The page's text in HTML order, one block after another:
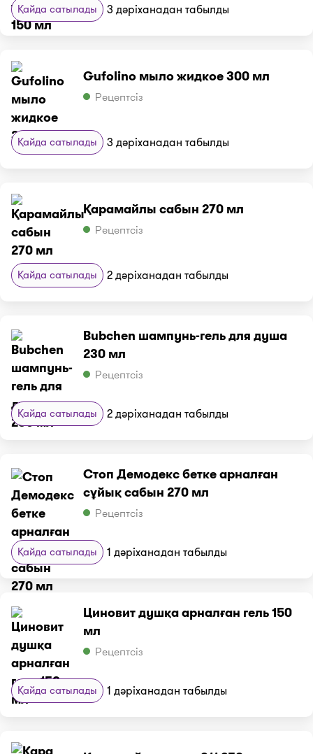
Қайда сатылады 3 дәріханадан табылды
Gufolino мыло жидкое 300 мл
Рецептсіз
Қайда сатылады 3 дәріханадан табылды
Қарамайлы сабын 270 мл
Рецептсіз
Қайда сатылады 2 дәріханадан табылды
Bubchen шампунь-гель для душа
230 мл
Рецептсіз
Қайда сатылады 2 дәріханадан табылды
Стоп Демодекс бетке арналған
сұйық сабын 270 мл
Рецептсіз
Қайда сатылады 1 дәріханадан табылды
Циновит душқа арналған гель 150
мл
Рецептсіз
Қайда сатылады 1 дәріханадан табылды